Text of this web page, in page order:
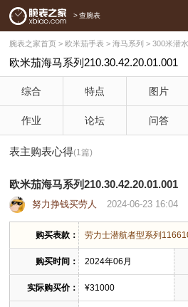
> 查腕表
腕表之家首页 > 欧米茄手表 > 海马系列 > 300米潜
欧米茄海马系列210.30.42.20.01.001
综合 特点 图片
作业 论坛 问答
表主购表心得(1篇)
欧米茄海马系列210.30.42.20.01.001
努力挣钱买劳人 2024-06-23 16:04
购买表款： 劳力士潜航者型系列
购买时间： 2024年06月
实际购买价： ¥31000